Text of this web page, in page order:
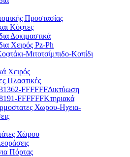
Προστασίας
Κόφτες
Δοκιμαστικά
Χειρός Pz-Ph
Μιτοτσίμπιδο-Κοπίδι
Χειρός
Πλαστικές
Δικτύωση
Κτηριακά
Χωρου-Ηχεια-
Χώρου
Πόρτας